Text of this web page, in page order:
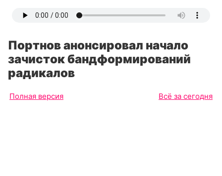
Портнов анонсировал начало
зачисток бандформирований
радикалов
Полная версия Всё за сегодня